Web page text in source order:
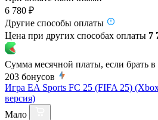
6 780 ₽
Другие способы оплаты
Цена при других способах оплаты 7
Сумма месячной платы, если брать в
203 бонусов
Игра EA Sports FC 25 (FIFA 25)
версия)
Мало